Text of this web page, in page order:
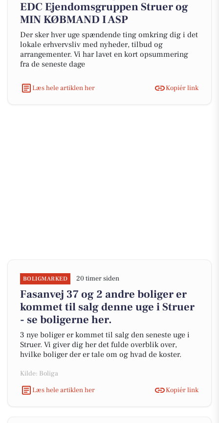
EDC Ejen­doms­grup­pen Struer og
MIN KØBMAND I ASP
Der sker hver uge spændende ting omkring dig i det
lokale erhvervsliv med nyheder, tilbud og
arrangementer. Vi har lavet en kort opsummering
fra de seneste dage
Læs hele artiklen her Kopiér link
BOLIGMARKED 20 timer siden
Fasanvej 37 og 2 andre boliger er
kommet til salg denne uge i Struer
- se boligerne her.
3 nye boliger er kommet til salg den seneste uge i
Struer. Vi giver dig her det fulde overblik over,
hvilke boliger der er tale om og hvad de koster.
Kilde: Boliga
Læs hele artiklen her
Kopiér link